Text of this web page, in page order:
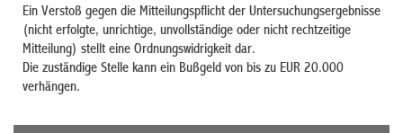
Ein Verstoß gegen die Mitteilungspflicht der Untersuchungsergebnisse
(nicht erfolgte, unrichtige, unvollständige oder nicht rechtzeitige
Mitteilung) stellt eine Ordnungswidrigkeit dar.
Die zuständige Stelle kann ein Bußgeld von bis zu EUR 20.000
verhängen.